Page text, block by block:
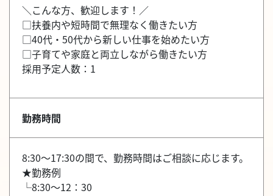
＼こんな方、歓迎します！／
□扶養内や短時間で無理なく働きたい方
□40代・50代から新しい仕事を始めたい方
□子育てや家庭と両立しながら働きたい方
採用予定人数：1
勤務時間
8:30～17:30の間で、勤務時間はご相談に応じます。
★勤務例
└8:30～12：30